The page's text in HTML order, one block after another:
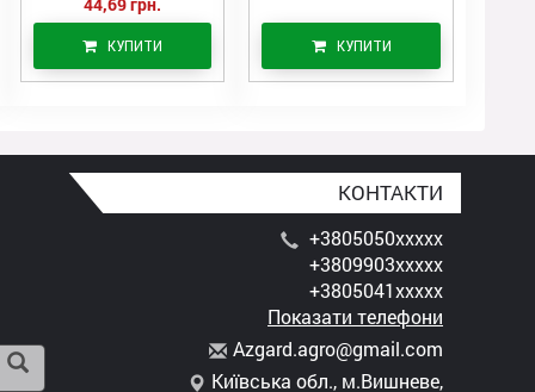
КУПИТИ КУПИТИ
КОНТАКТИ
+3805050xxxxx
+3809903xxxxx
+3805041xxxxx
Показати телефони
Azgard.agro@gmail.com
Київська обл., м.Вишневе,